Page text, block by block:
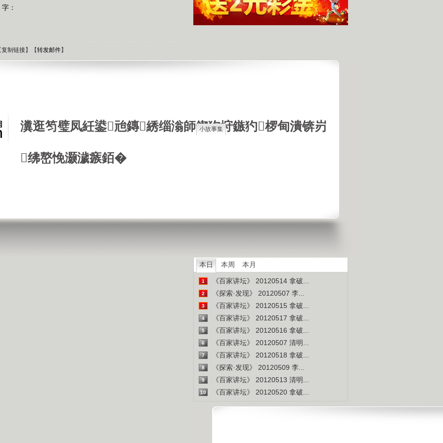
：
复制链接】【转发邮件】
瀵逛笉璧凤紝鍙兘鏄綉缁滃師鍥犳垨鏃犳椤甸潰锛岃
绋嶅悗灏濊瘯銆�
小故事集 最具潜力
本日 本周 本月
1 《百家讲坛》 20120514 拿破...
2 《探索·发现》 20120507 李...
3 《百家讲坛》 20120515 拿破...
4 《百家讲坛》 20120517 拿破...
5 《百家讲坛》 20120516 拿破...
6 《百家讲坛》 20120507 清明...
7 《百家讲坛》 20120518 拿破...
8 《探索·发现》 20120509 李...
9 《百家讲坛》 20120513 清明...
10 《百家讲坛》 20120520 拿破...